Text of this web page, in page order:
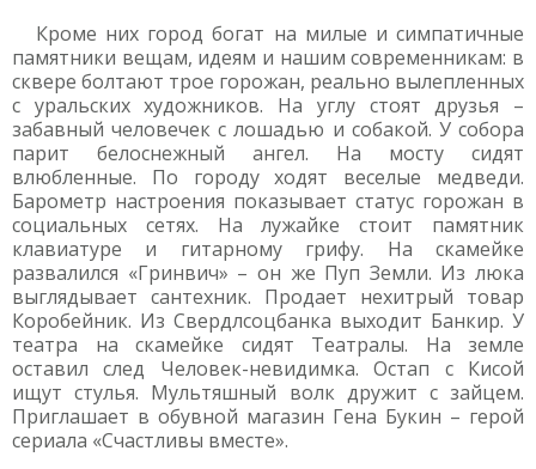
Кроме них город богат на милые и симпатичные
памятники вещам, идеям и нашим современникам: в
сквере болтают трое горожан, реально вылепленных
с уральских художников. На углу стоят друзья –
забавный человечек с лошадью и собакой. У собора
парит белоснежный ангел. На мосту сидят
влюбленные. По городу ходят веселые медведи.
Барометр настроения показывает статус горожан в
социальных сетях. На лужайке стоит памятник
клавиатуре и гитарному грифу. На скамейке
развалился «Гринвич» – он же Пуп Земли. Из люка
выглядывает сантехник. Продает нехитрый товар
Коробейник. Из Свердлсоцбанка выходит Банкир. У
театра на скамейке сидят Театралы. На земле
оставил след Человек-невидимка. Остап с Кисой
ищут стулья. Мультяшный волк дружит с зайцем.
Приглашает в обувной магазин Гена Букин – герой
сериала «Счастливы вместе».